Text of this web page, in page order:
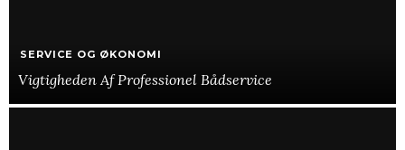
SERVICE OG ØKONOMI
Vigtigheden Af Professionel Bådservice